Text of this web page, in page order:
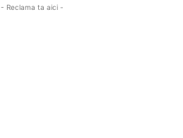
- Reclama ta aici -